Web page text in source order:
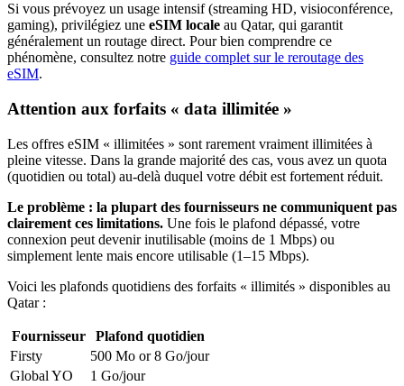
Si vous prévoyez un usage intensif (streaming HD, visioconférence,
gaming), privilégiez une eSIM locale au Qatar, qui garantit
généralement un routage direct. Pour bien comprendre ce
phénomène, consultez notre guide complet sur le reroutage des
eSIM.
Attention aux forfaits « data illimitée »
Les offres eSIM « illimitées » sont rarement vraiment illimitées à
pleine vitesse. Dans la grande majorité des cas, vous avez un quota
(quotidien ou total) au-delà duquel votre débit est fortement réduit.
Le problème : la plupart des fournisseurs ne communiquent pas
clairement ces limitations. Une fois le plafond dépassé, votre
connexion peut devenir inutilisable (moins de 1 Mbps) ou
simplement lente mais encore utilisable (1–15 Mbps).
Voici les plafonds quotidiens des forfaits « illimités » disponibles au
Qatar:
Fournisseur
Plafond quotidien
Firsty
500 Mo or 8 Go/jour
Global YO
1 Go/jour